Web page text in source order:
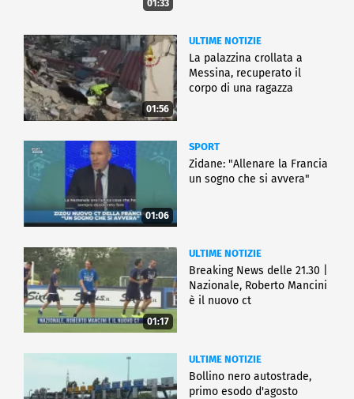
01:33
01:56
ULTIME NOTIZIE
La palazzina crollata a
Messina, recuperato il
corpo di una ragazza
01:06
SPORT
Zidane: "Allenare la Francia
un sogno che si avvera"
01:17
ULTIME NOTIZIE
Breaking News delle 21.30 |
Nazionale, Roberto Mancini
è il nuovo ct
ULTIME NOTIZIE
Bollino nero autostrade,
primo esodo d'agosto